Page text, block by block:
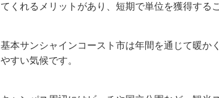
てくれるメリットがあり、短期で単位を獲得する
基本サンシャインコースト市は年間を通じて暖か
やすい気候です。